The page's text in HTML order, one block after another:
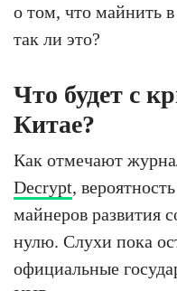
о том, что майнить
так ли это?
Что будет с
Китае?
Как отмечают
Decrypt,
майнеров развития
нулю. Слухи пока
официальные